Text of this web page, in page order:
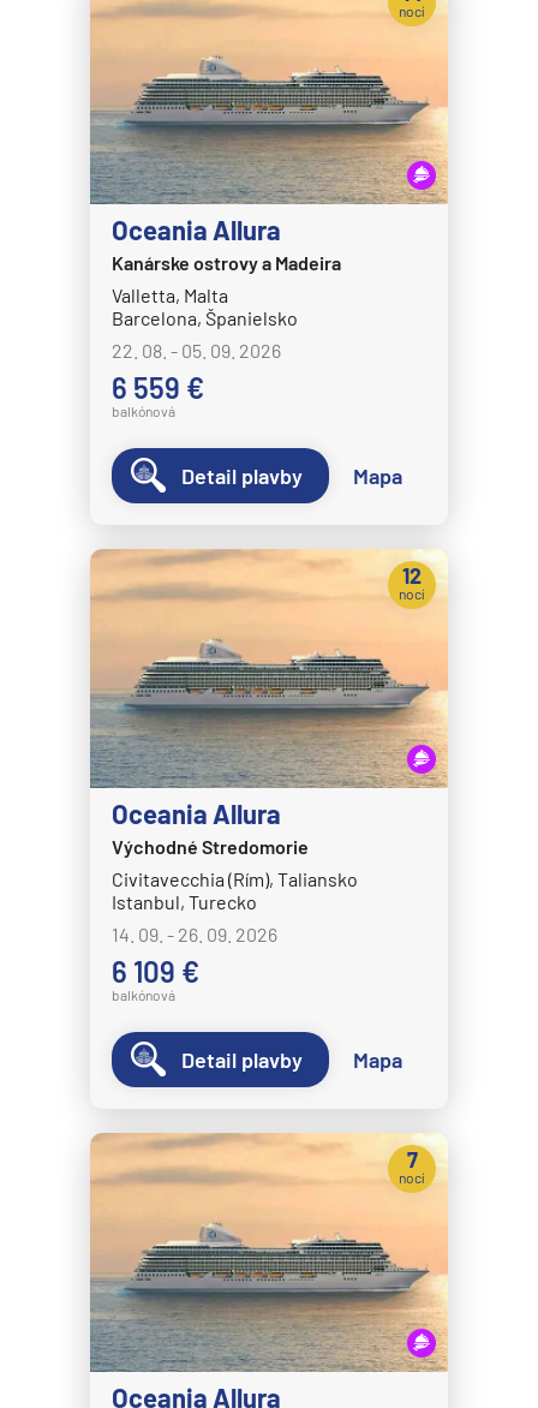
Oceania Allura
Kanárske ostrovy a Madeira
Valletta, Malta
Barcelona, Španielsko
22. 08. - 05. 09. 2026
6 559 €
balkónová
nocí
Detail plavby Mapa
Oceania Allura
Východné Stredomorie
Civitavecchia (Rím), Taliansko
Istanbul, Turecko
14. 09. - 26. 09. 2026
6 109 €
balkónová
12
nocí
Detail plavby Mapa
Oceania Allura
7
nocí